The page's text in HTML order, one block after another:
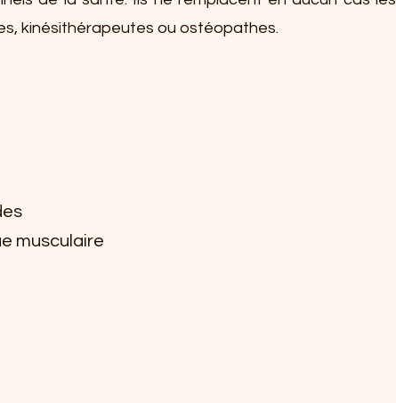
kinésithérapeutes ou ostéopathes.
musculaire